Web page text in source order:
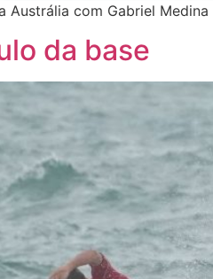
com Gabriel
da base